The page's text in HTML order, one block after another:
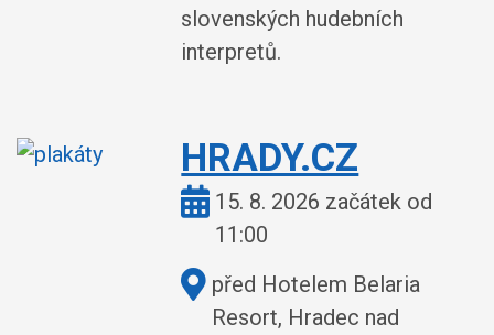
slovenských hudebních
interpretů.
HRADY.CZ
Kdy:15. 8. 2026 začátek od
11:00
Kde:před Hotelem Belaria
Resort, Hradec nad